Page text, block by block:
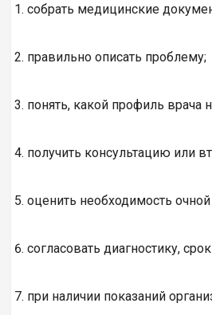
собрать медицинские
правильно описать проблему;
понять, какой профиль врача
получить консультацию или
оценить необходимость
согласовать диагностику,
при наличии показаний